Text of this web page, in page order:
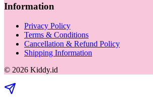
Information
Privacy Policy
Terms & Conditions
Cancellation & Refund Policy
Shipping Information
© 2026 Kiddy.id